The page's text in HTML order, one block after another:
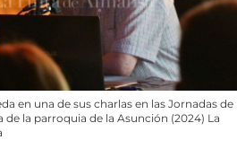
en una de sus charlas en las Jornadas de
de la parroquia de la Asunción (2024) La